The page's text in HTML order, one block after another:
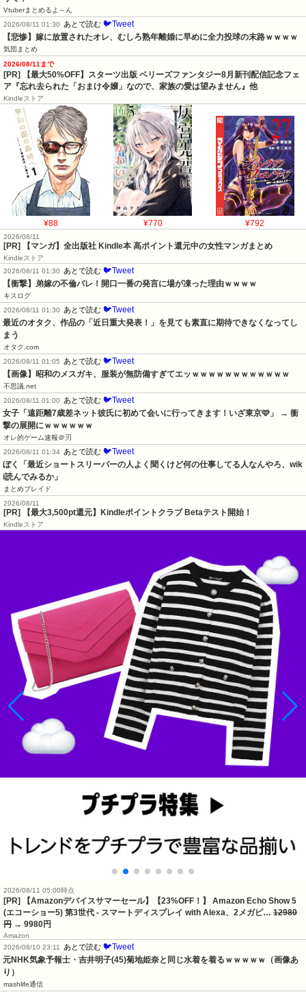
Vtuberまとめるよ～ん
2026/08/11 01:30
あとで読む 🐦Tweet
【悲惨】嫁に放置されたオレ、むしろ熟年離婚に早めに全力投球の末路ｗｗｗｗ
気団まとめ
2026/08/11まで
[PR] 【最大50%OFF】スターツ出版 ベリーズファンタジー8月新刊配信記念フェ
ア『忘れ去られた「おまけ令嬢」なので、家族の愛は望みません』他
Kindleストア
¥88 ¥770 ¥792
2026/08/11
[PR] 【マンガ】全出版社 Kindle本 高ポイント還元中の女性マンガまとめ
Kindleストア
2026/08/11 01:30
あとで読む 🐦Tweet
【衝撃】弟嫁の不倫バレ！開口一番の発言に場が凍った理由ｗｗｗｗ
キスログ
2026/08/11 01:30
あとで読む 🐦Tweet
最近のオタク、作品の「近日重大発表！」を見ても素直に期待できなくなってし
まう
オタク.com
2026/08/11 01:05
あとで読む 🐦Tweet
【画像】昭和のメスガキ、服装が無防備すぎてエッｗｗｗｗｗｗｗｗｗｗｗｗ
不思議.net
2026/08/11 01:00
あとで読む 🐦Tweet
女子「遠距離7歳差ネット彼氏に初めて会いに行ってきます！いざ東京🩷」 → 衝
撃の展開にｗｗｗｗｗｗ
オレ的ゲーム速報＠刃
2026/08/11 01:34 あとで読む 🐦Tweet
ぼく「最近ショートスリーパーの人よく聞くけど何の仕事してる人なんやろ、wik
i読んでみるか」
まとめブレイド
2026/08/11
[PR] 【最大3,500pt還元】Kindleポイントクラブ Betaテスト開始！
Kindleストア
2026/08/11 05:00時点
[PR] 【Amazonデバイスサマーセール】【23%OFF！】 Amazon Echo Show 5
(エコーショー5) 第3世代 - スマートディスプレイ with Alexa、2メガピ… 12980
円 → 9980円
Amazon
2026/08/10 23:11
あとで読む 🐦Tweet
元NHK気象予報士・吉井明子(45)菊地姫奈と同じ水着を着るｗｗｗｗｗ（画像あ
り）
mashlife通信